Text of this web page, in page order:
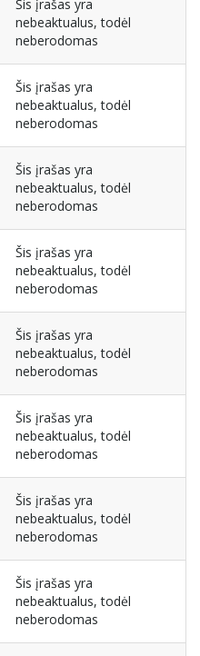
Šis įrašas yra
nebeaktualus, todėl
neberodomas
Šis įrašas yra
nebeaktualus, todėl
neberodomas
Šis įrašas yra
nebeaktualus, todėl
neberodomas
Šis įrašas yra
nebeaktualus, todėl
neberodomas
Šis įrašas yra
nebeaktualus, todėl
neberodomas
Šis įrašas yra
nebeaktualus, todėl
neberodomas
Šis įrašas yra
nebeaktualus, todėl
neberodomas
Šis įrašas yra
nebeaktualus, todėl
neberodomas